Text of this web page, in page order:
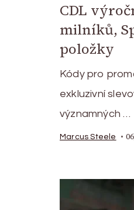
CDL
milníků,
položky
Kódy pro
exkluzivní
významných …
Marcus Steele